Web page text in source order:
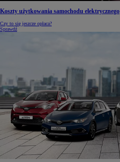
Koszty użytkowania samochodu elektrycznego
Czy to się jeszcze opłaca?
Sprawdź